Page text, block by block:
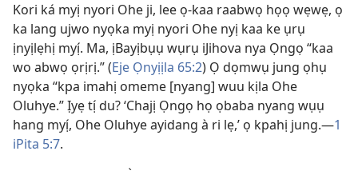
Kori ká myị nyori Ohe ji, lee ọ-kaa raabwọ họọ wẹwẹ, ọ
ka lang ujwo nyọka myị nyori Ohe nyị kaa ke ụrụ
ịnyịlẹhị myị́. Ma, ịBayịbụụ wụrụ iJihova nya Ọngọ “kaa
wo abwọ ọrịrị.” (Eje Ọnyịịla 65:2) Ọ dọmwụ jung ọhụ
nyọka “kpa imahị omeme [nyang] wuu kịla Ohe
Oluhye.” Ịyẹ tị́ du? ‘Chajị Ọngọ họ ọbaba nyang wụụ
hang myị́, Ohe Oluhye ayidang à ri lẹ,’ ọ kpahị jung.—1
iPita 5:7.